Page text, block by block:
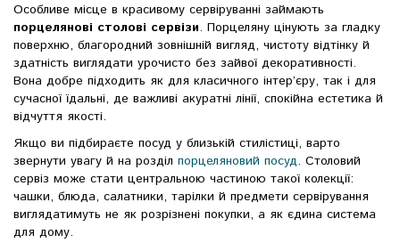
Особливе місце в красивому сервіруванні займають
порцелянові столові сервізи. Порцеляну цінують за гладку
поверхню, благородний зовнішній вигляд, чистоту відтінку й
здатність виглядати урочисто без зайвої декоративності.
Вона добре підходить як для класичного інтер’єру, так і для
сучасної їдальні, де важливі акуратні лінії, спокійна естетика й
відчуття якості.
Якщо ви підбираєте посуд у близькій стилістиці, варто
звернути увагу й на розділ порцеляновий посуд. Столовий
сервіз може стати центральною частиною такої колекції:
чашки, блюда, салатники, тарілки й предмети сервірування
виглядатимуть не як розрізнені покупки, а як єдина система
для дому.